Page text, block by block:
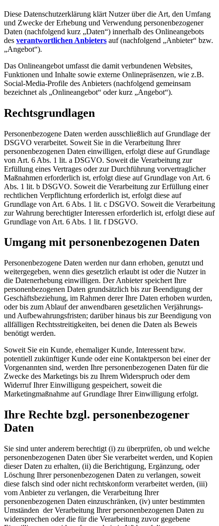
Diese Datenschutzerklärung klärt Nutzer über die Art, den Umfang
und Zwecke der Erhebung und Verwendung personenbezogener
Daten (nachfolgend kurz „Daten“) innerhalb des Onlineangebots
des verantwortlichen Anbieters auf (nachfolgend „Anbieter“ bzw.
„Angebot“).
Das Onlineangebot umfasst die damit verbundenen Websites,
Funktionen und Inhalte sowie externe Onlinepräsenzen, wie z.B.
Social-Media-Profile des Anbieters (nachfolgend gemeinsam
bezeichnet als „Onlineangebot“ oder kurz „Angebot“).
Rechtsgrundlagen
Personenbezogene Daten werden ausschließlich auf Grundlage der
DSGVO verarbeitet. Soweit Sie in die Verarbeitung Ihrer
personenbezogenen Daten einwilligen, erfolgt diese auf Grundlage
von Art. 6 Abs. 1 lit. a DSGVO. Soweit die Verarbeitung zur
Erfüllung eines Vertrages oder zur Durchführung vorvertraglicher
Maßnahmen erforderlich ist, erfolgt diese auf Grundlage von Art. 6
Abs. 1 lit. b DSGVO. Soweit die Verarbeitung zur Erfüllung einer
rechtlichen Verpflichtung erforderlich ist, erfolgt diese auf
Grundlage von Art. 6 Abs. 1 lit. c DSGVO. Soweit die Verarbeitung
zur Wahrung berechtigter Interessen erforderlich ist, erfolgt diese auf
Grundlage von Art. 6 Abs. 1 lit. f DSGVO.
Umgang mit personenbezogenen Daten
Personenbezogene Daten werden nur dann erhoben, genutzt und
weitergegeben, wenn dies gesetzlich erlaubt ist oder die Nutzer in
die Datenerhebung einwilligen. Der Anbieter speichert Ihre
personenbezogenen Daten grundsätzlich bis zur Beendigung der
Geschäftsbeziehung, im Rahmen derer Ihre Daten erhoben wurden,
oder bis zum Ablauf der anwendbaren gesetzlichen Verjährungs-
und Aufbewahrungsfristen; darüber hinaus bis zur Beendigung von
allfälligen Rechtsstreitigkeiten, bei denen die Daten als Beweis
benötigt werden.
Soweit Sie ein Kunde, ehemaliger Kunde, Interessent bzw.
potentiell zukünftiger Kunde oder eine Kontaktperson bei einer der
Vorgenannten sind, werden Ihre personenbezogenen Daten für die
Zwecke des Marketings bis zu Ihrem Widerspruch oder dem
Widerruf Ihrer Einwilligung gespeichert, soweit die
Marketingmaßnahme auf Grundlage Ihrer Einwilligung erfolgt.
Ihre Rechte bzgl. personenbezogener
Daten
Sie sind unter anderem berechtigt (i) zu überprüfen, ob und welche
personenbezogenen Daten über Sie verarbeitet werden, und Kopien
dieser Daten zu erhalten, (ii) die Berichtigung, Ergänzung, oder
Löschung Ihrer personenbezogenen Daten zu verlangen, soweit
diese falsch sind oder nicht rechtskonform verarbeitet werden, (iii)
vom Anbieter zu verlangen, die Verarbeitung Ihrer
personenbezogenen Daten einzuschränken, (iv) unter bestimmten
Umständen der Verarbeitung Ihrer personenbezogenen Daten zu
widersprechen oder die für die Verarbeitung zuvor gegebene